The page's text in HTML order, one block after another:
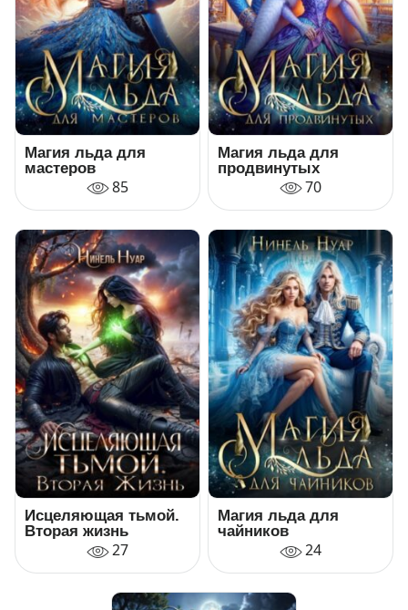
Магия льда для
мастеров
85
Магия льда для
продвинутых
70
Исцеляющая тьмой.
Вторая жизнь
27
Магия льда для
чайников
24